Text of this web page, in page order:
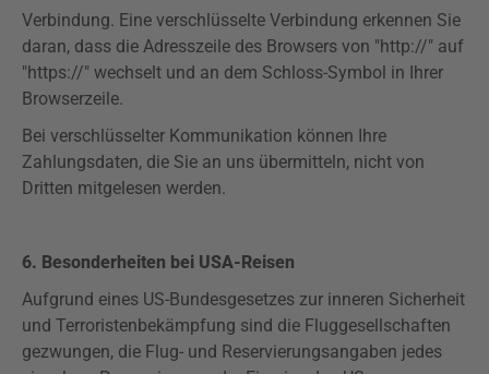
Verbindung. Eine verschlüsselte Verbindung erkennen Sie
daran, dass die Adresszeile des Browsers von "http://" auf
"https://" wechselt und an dem Schloss-Symbol in Ihrer
Browserzeile.
Bei verschlüsselter Kommunikation können Ihre
Zahlungsdaten, die Sie an uns übermitteln, nicht von
Dritten mitgelesen werden.
6. Besonderheiten bei USA-Reisen
Aufgrund eines US-Bundesgesetzes zur inneren Sicherheit
und Terroristenbekämpfung sind die Fluggesellschaften
gezwungen, die Flug- und Reservierungsangaben jedes